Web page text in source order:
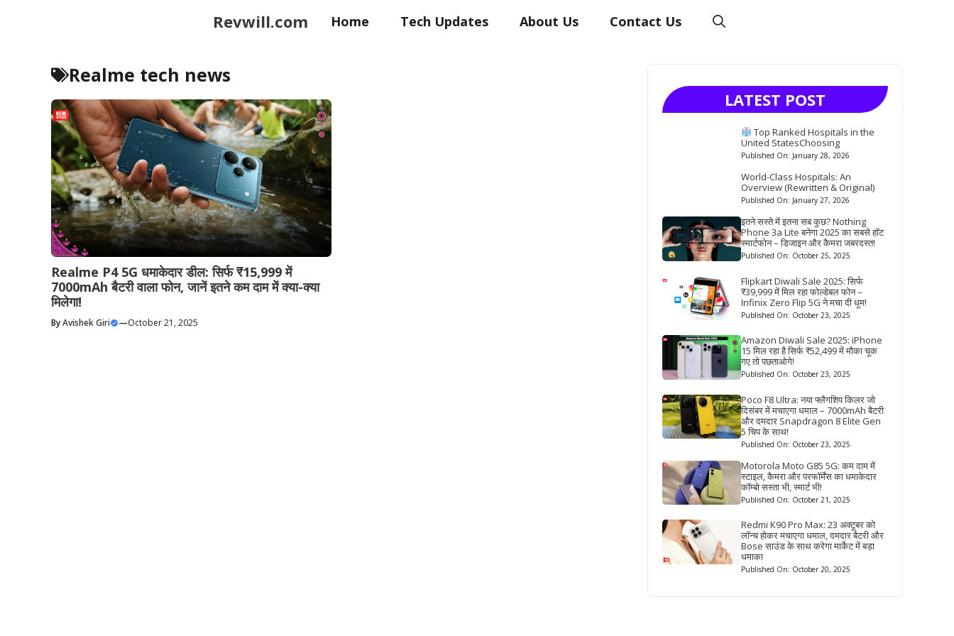
Revwill.com Home Tech Updates About Us Contact Us
Realme tech news
Realme P4 5G धमाकेदार डील: सिर्फ ₹15,999 में
7000mAh बैटरी वाला फोन, जानें इतने कम दाम में क्या-क्या
मिलेगा!
ByAvishek Giri —October 21, 2025
LATEST POST
Top Ranked Hospitals in the
United StatesChoosing
Published On: January 28, 2026
World-Class Hospitals: An
Overview (Rewritten & Original)
Published On: January 27, 2026
इतने सस्ते में इतना सब कुछ? Nothing
Phone 3a Lite बनेगा 2025 का सबसे हॉट
स्मार्टफोन – डिजाइन और कैमरा जबरदस्त!
Published On: October 25, 2025
Flipkart Diwali Sale 2025: सिर्फ
₹39,999 में मिल रहा फोल्डेबल फोन –
Infinix Zero Flip 5G ने मचा दी धूम!
Published On: October 23, 2025
Amazon Diwali Sale 2025: iPhone
15 मिल रहा है सिर्फ ₹52,499 में मौका चूक
गए तो पछताओगे!
Published On: October 23, 2025
Poco F8 Ultra: नया फ्लैगशिप किलर जो
दिसंबर में मचाएगा धमाल – 7000mAh बैटरी
और दमदार Snapdragon 8 Elite Gen
5 चिप के साथ!
Published On: October 23, 2025
Motorola Moto G85 5G: कम दाम में
स्टाइल, कैमरा और परफॉर्मेंस का धमाकेदार
कॉम्बो सस्ता भी, स्मार्ट भी!
Published On: October 21, 2025
Redmi K90 Pro Max: 23 अक्टूबर को
लॉन्च होकर मचाएगा धमाल, दमदार बैटरी और
Bose साउंड के साथ करेगा मार्केट में बड़ा
धमाका
Published On: October 20, 2025